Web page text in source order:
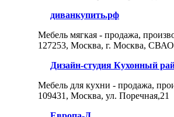
диванкупить.рф
Мебель мягкая - продажа,
127253, Москва, г. Москва, СВАО
Дизайн-студия Кухонный
Мебель для кухни - продажа,
109431, Москва, ул. Поречная,21